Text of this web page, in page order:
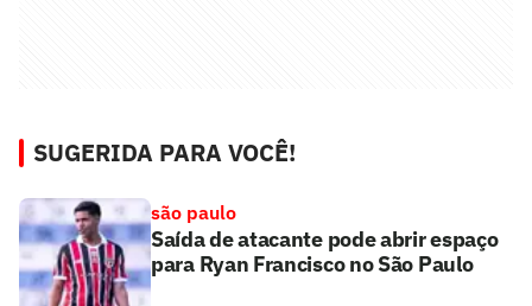
SUGERIDA PARA VOCÊ!
são paulo
Saída de atacante pode abrir espaço
para Ryan Francisco no São Paulo